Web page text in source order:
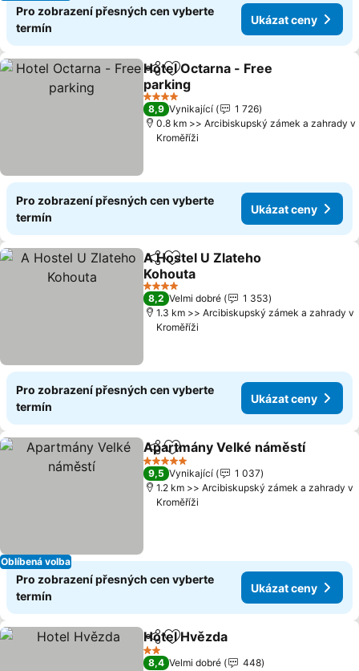
Pro zobrazení přesných cen vyberte
termín
Ukázat ceny
SdíletPřidat na seznam oblíbených
Hotel Octarna - Free
parking
Ukázat ceny
4 Počet hvězdiček
8,9 Vynikající
1 726
0.8 km >> Arcibiskupský zámek a zahrady v
Kroměříži
Pro zobrazení přesných cen vyberte
termín
Ukázat ceny
SdíletPřidat na seznam oblíbených
A Hostel U Zlateho
Kohouta
Ukázat ceny
4 Počet hvězdiček
8,2 Velmi dobré
1 353
1.3 km >> Arcibiskupský zámek a zahrady v
Kroměříži
Pro zobrazení přesných cen vyberte
termín
Ukázat ceny
Oblíbená volba
SdíletPřidat na seznam oblíbených
Apartmány Velké náměstí
5 Počet hvězdiček
9,5 Vynikající
1 037
1.2 km >> Arcibiskupský zámek a zahrady v
Kroměříži
Pro zobrazení přesných cen vyberte
termín
Ukázat ceny
SdíletPřidat na seznam oblíbených
Hotel Hvězda
2 Počet hvězdiček
8,4 Velmi dobré
448